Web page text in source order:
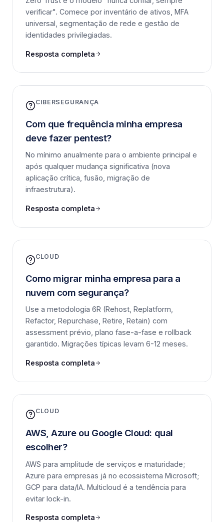
verificar". Comece por inventário de ativos, MFA
universal, segmentação de rede e gestão de
identidades privilegiadas.
Resposta completa
CIBERSEGURANÇA
Com que frequência minha empresa
deve fazer pentest?
No mínimo anualmente para o ambiente principal e
após qualquer mudança significativa (nova
aplicação crítica, fusão, migração de
infraestrutura).
Resposta completa
CLOUD
Como migrar minha empresa para a
nuvem com segurança?
Use a metodologia 6R (Rehost, Replatform,
Refactor, Repurchase, Retire, Retain) com
assessment prévio, plano fase-a-fase e rollback
garantido. Migrações típicas levam 6-12 meses.
Resposta completa
CLOUD
AWS, Azure ou Google Cloud: qual
escolher?
AWS para amplitude de serviços e maturidade;
Azure para empresas já no ecossistema Microsoft;
GCP para data/IA. Multicloud é a tendência para
evitar lock-in.
Resposta completa